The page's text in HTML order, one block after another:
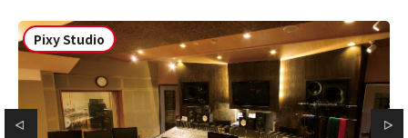
Pixy Studio